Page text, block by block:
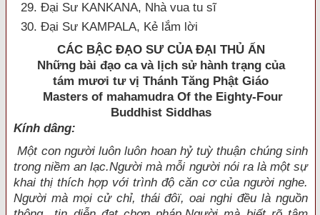
29. Đại Sư KANKANA, Nhà vua tu sĩ
30. Đại Sư KAMPALA, Kẻ lắm lời
CÁC BẬC ÐẠO SƯ CỦA ÐẠI THỦ ẤN
Những bài đạo ca và lịch sử hành trạng của
tám mươi tư vị Thánh Tăng Phật Giáo
Masters of mahamudra Of the Eighty-Four
Buddhist Siddhas
Kính dâng:
Một con người luôn luôn hoan hỷ tuỳ thuận chúng sinh
trong niềm an lạc.Người mà mỗi người nói ra là một sự
khai thị thích hợp với trình độ căn cơ của người nghe.
Người mà mọi cử chỉ, thái đôï, oai nghi đều là nguồn